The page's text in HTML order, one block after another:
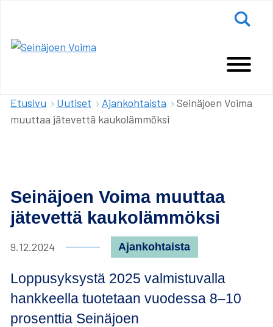
Hae
Main
Olet
täällä:
Etusivu Uutiset Ajankohtaista
Seinäjoen Voima
muuttaa jätevettä kaukolämmöksi
Seinäjoen Voima muuttaa
jätevettä kaukolämmöksi
Julkaisupäivämäärä:
9.12.2024 Kategoria:
Ajankohtaista
Loppusyksystä 2025 valmistuvalla
hankkeella tuotetaan vuodessa 8–10
prosenttia Seinäjoen